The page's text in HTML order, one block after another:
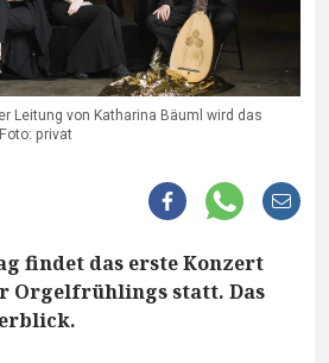
Leitung von Katharina Bäuml wird das
privat
findet das erste Konzert
Orgelfrühlings statt. Das